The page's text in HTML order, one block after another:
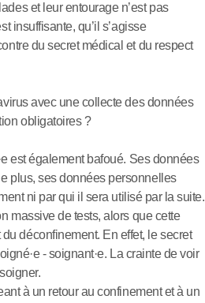
et leur entourage n’est pas
insuffisante, qu’il s’agisse
du secret médical et du respect
avec une collecte des données
obligatoires ?
e est également bafoué. Ses données
plus, ses données personnelles
ni par qui il sera utilisé par la suite.
massive de tests, alors que cette
déconfinement. En effet, le secret
·e - soignant·e. La crainte de voir
à un retour au confinement et à un